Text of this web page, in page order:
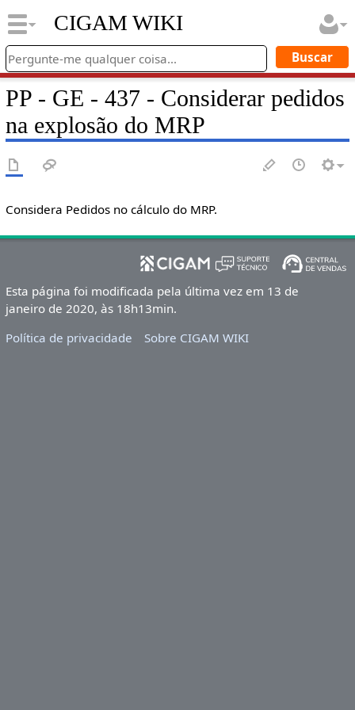
CIGAM WIKI
PP - GE - 437 - Considerar pedidos
na explosão do MRP
Considera Pedidos no cálculo do MRP.
Esta página foi modificada pela última vez em 13 de
janeiro de 2020, às 18h13min.
Política de privacidade
Sobre CIGAM WIKI